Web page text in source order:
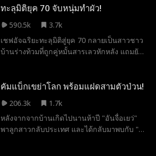
จากสองพี่น้องใจดำคู่นี้อย่างไม่หันหลังกลับ
กระเพาะอาหารระยะสุดท้ายจนร่างกายและ
ในสภาพสูญเสียความทรงจำและมี จิ้นหาง ชาย
หนุ่มคนใหม่เคียงข้าง การกลับมาครั้งนี้ทำให้
ป๋อซือเหนียนตื่นจากความหลงผิด สำนึกได้ว่า
ปะทุ ซูเชียนฉ่งยังต้องเดินหน้าสืบหาความจริง
และความสัมพันธ์อันซับซ้อนที่เริ่มต้นใหม่อีก
ครั้ง
ทะลุมิติยุค 70 จับหนุ่มทำผัว!
590.5k
3.7k
เชฟอัจฉริยะทะลุมิติสู่ยุค 70 กลายเป็นสาวชาว
บ้านร่างท้วมที่ถูกคู่หมั้นสารเลวหักหลัง แถมยัง
จำนน เธอใช้ฝีมือการทำอาหารพลิกชะตา
เปลี่ยนชีวิตสุดอาภัพให้กลายเป็นเส้นทางแห่ง
ความสำเร็จและความรัก
คัมแบ็กเขย่าโลก พร้อมแฝดสามตัวป่วน!
206.3k
1.7k
หลังจากจากบ้านเกิดไปนานห้าปี "อันจื่อเยว่"
พาลูกสาวกลับประเทศ และได้กลับมาพบกับ "ฟู่